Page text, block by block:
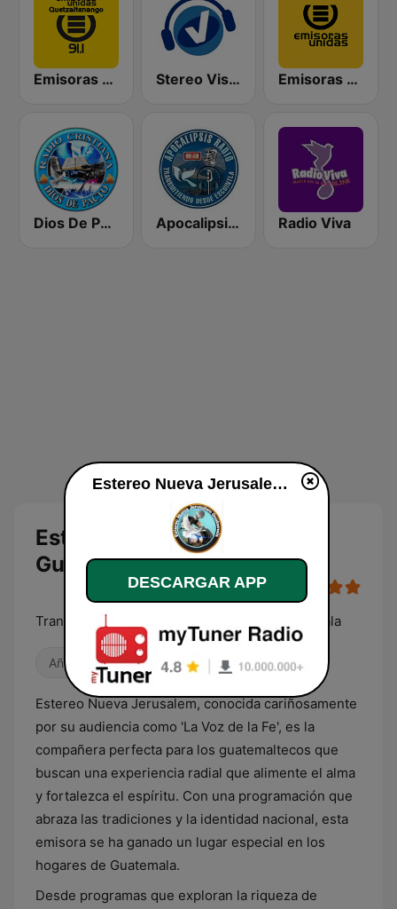
Emisoras Unidas Quetzaltenango 91.1 Stereo Visión Guatemala Emisoras Unidas
Dios De Pacto Apocalipsis Radio Radio Viva
Estereo Nueva Jerusalem
Guatemala en línea
Transmitiendo desdé huehuetenango Guatemala
Años 80 Antiguas
Estereo Nueva Jerusalem, conocida cariñosamente
por su audiencia como 'La Voz de la Fe', es la
compañera perfecta para los guatemaltecos que
buscan una experiencia radial que alimente el alma
y fortalezca el espíritu. Con una programación que
abraza las tradiciones y la identidad nacional, esta
emisora se ha ganado un lugar especial en los
hogares de Guatemala.
Desde programas que exploran la riqueza de
Estereo Nueva Jerusalem Guatemala en línea
DESCARGAR APP